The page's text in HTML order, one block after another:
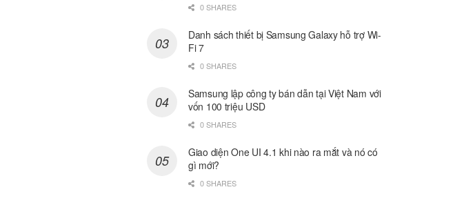
0 SHARES
Danh sách thiết bị Samsung Galaxy hỗ trợ Wi-
Fi 7
0 SHARES
Samsung lập công ty bán dẫn tại Việt Nam với
vốn 100 triệu USD
0 SHARES
Giao diện One UI 4.1 khi nào ra mắt và nó có
gì mới?
0 SHARES